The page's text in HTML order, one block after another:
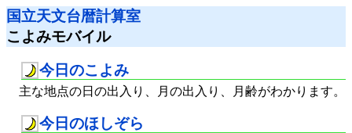
国立天文台暦計算室
こよみモバイル
今日のこよみ
主な地点の日の出入り、月の出入り、月齢がわかります。
今日のほしぞら